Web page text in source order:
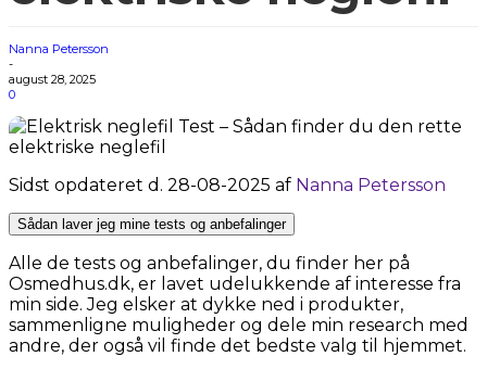
Nanna Petersson
-
august 28, 2025
0
Sidst opdateret d. 28-08-2025 af Nanna Petersson
Sådan laver jeg mine tests og anbefalinger
Alle de tests og anbefalinger, du finder her på
Osmedhus.dk, er lavet udelukkende af interesse fra
min side. Jeg elsker at dykke ned i produkter,
sammenligne muligheder og dele min research med
andre, der også vil finde det bedste valg til hjemmet.